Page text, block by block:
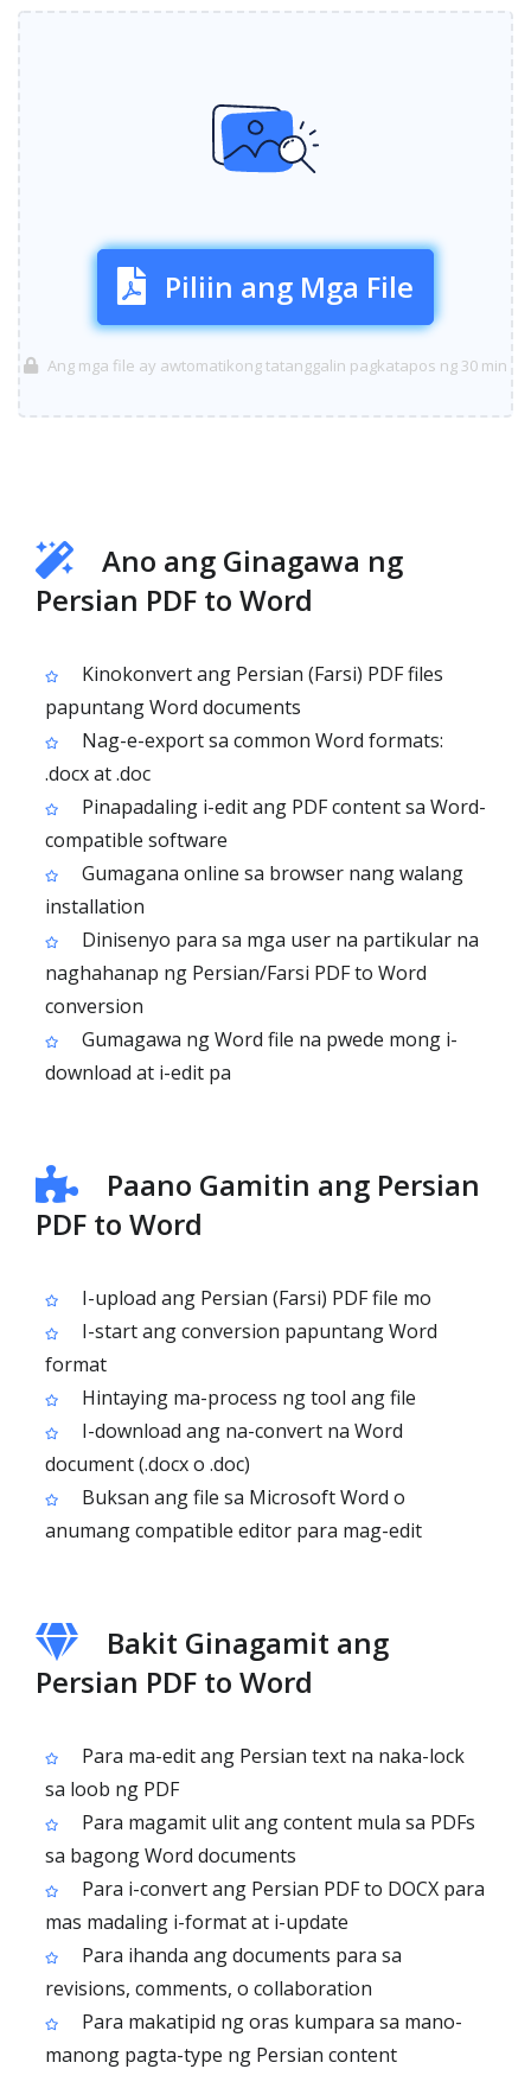
Piliin ang Mga File
Ang mga file ay awtomatikong tatanggalin pagkatapos ng 30 min
Ano ang Ginagawa ng
Persian PDF to Word
Kinokonvert ang Persian (Farsi) PDF files
papuntang Word documents
Nag-e-export sa common Word formats:
.docx at .doc
Pinapadaling i-edit ang PDF content sa Word-
compatible software
Gumagana online sa browser nang walang
installation
Dinisenyo para sa mga user na partikular na
naghahanap ng Persian/Farsi PDF to Word
conversion
Gumagawa ng Word file na pwede mong i-
download at i-edit pa
Paano Gamitin ang Persian
PDF to Word
I-upload ang Persian (Farsi) PDF file mo
I-start ang conversion papuntang Word
format
Hintaying ma-process ng tool ang file
I-download ang na-convert na Word
document (.docx o .doc)
Buksan ang file sa Microsoft Word o
anumang compatible editor para mag-edit
Bakit Ginagamit ang
Persian PDF to Word
Para ma-edit ang Persian text na naka-lock
sa loob ng PDF
Para magamit ulit ang content mula sa PDFs
sa bagong Word documents
Para i-convert ang Persian PDF to DOCX para
mas madaling i-format at i-update
Para ihanda ang documents para sa
revisions, comments, o collaboration
Para makatipid ng oras kumpara sa mano-
manong pagta-type ng Persian content